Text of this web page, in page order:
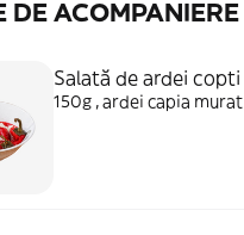
DE ACOMPANIERE
Salată de ardei copti
150g , ardei capia murat